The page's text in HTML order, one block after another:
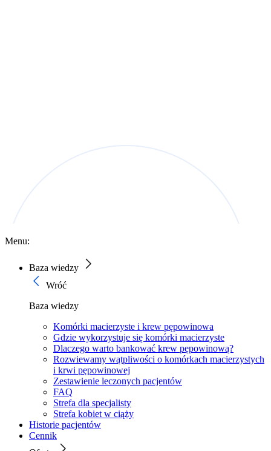
Menu:
Baza wiedzy
Wróć
Baza wiedzy
Komórki macierzyste i krew pępowinowa
Gdzie wykorzystuje się komórki macierzyste
Dlaczego warto bankować krew pępowinową?
Rozwiewamy wątpliwości o komórkach macierzystych
i krwi pępowinowej
Zestawienie leczonych pacjentów
FAQ
Strefa dla specjalisty
Strefa kobiet w ciąży
Historie pacjentów
Cennik